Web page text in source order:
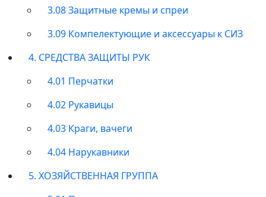
3.08 Защитные кремы и спреи
3.09 Компелектующие и аксессуары к СИЗ
4. СРЕДСТВА ЗАЩИТЫ РУК
4.01 Перчатки
4.02 Рукавицы
4.03 Краги, вачеги
4.04 Нарукавники
5. ХОЗЯЙСТВЕННАЯ ГРУППА